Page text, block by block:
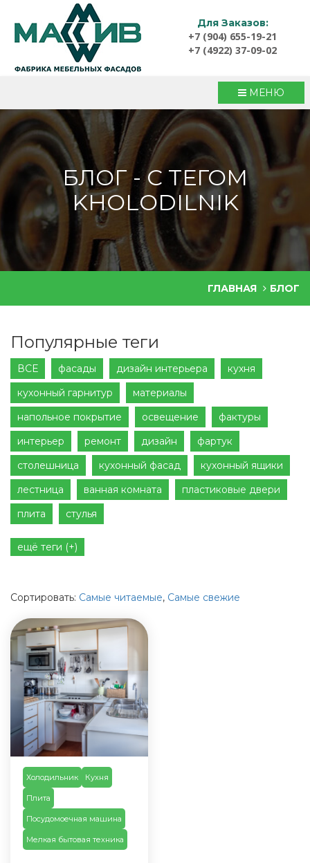
Для Заказов:
+7 (904) 655-19-21
+7 (4922) 37-09-02
МЕНЮ
БЛОГ - С ТЕГОМ
KHOLODILNIK
ГЛАВНАЯ БЛОГ
Популярные теги
ВСЕ фасады дизайн интерьера
кухня
кухонный гарнитур
материалы
напольное покрытие
освещение
фактуры
интерьер
ремонт дизайн
фартук
столешница
кухонный фасад
кухонный ящики
лестница
ванная комната
пластиковые двери
плита
стулья
ещё теги (+)
Сортировать: Самые читаемые, Самые свежие
Холодильник Кухня
Плита
Посудомоечная машина
Мелкая бытовая техника